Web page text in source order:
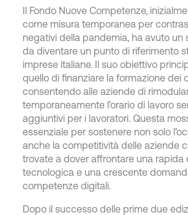
Il Fondo Nuove Competenze,
come misura temporanea per
negativi della pandemia, ha avuto un
da diventare un punto di riferimento
imprese italiane. Il suo obiettivo
quello di finanziare la formazione dei
consentendo alle aziende di
temporaneamente l’orario di lavoro
aggiuntivi per i lavoratori. Questa
essenziale per sostenere non solo
anche la competitività delle aziende
trovate a dover affrontare una rapida
tecnologica e una crescente
competenze digitali.
Dopo il successo delle prime due